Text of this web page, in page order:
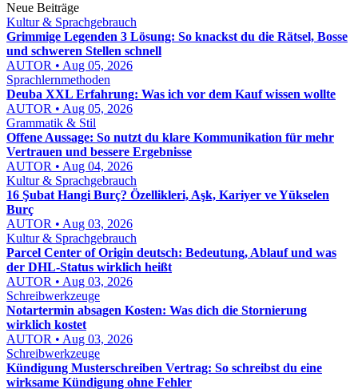
Neue Beiträge
Kultur & Sprachgebrauch
Grimmige Legenden 3 Lösung: So knackst du die Rätsel, Bosse
und schweren Stellen schnell
AUTOR • Aug 05, 2026
Sprachlernmethoden
Deuba XXL Erfahrung: Was ich vor dem Kauf wissen wollte
AUTOR • Aug 05, 2026
Grammatik & Stil
Offene Aussage: So nutzt du klare Kommunikation für mehr
Vertrauen und bessere Ergebnisse
AUTOR • Aug 04, 2026
Kultur & Sprachgebrauch
16 Şubat Hangi Burç? Özellikleri, Aşk, Kariyer ve Yükselen
Burç
AUTOR • Aug 03, 2026
Kultur & Sprachgebrauch
Parcel Center of Origin deutsch: Bedeutung, Ablauf und was
der DHL-Status wirklich heißt
AUTOR • Aug 03, 2026
Schreibwerkzeuge
Notartermin absagen Kosten: Was dich die Stornierung
wirklich kostet
AUTOR • Aug 03, 2026
Schreibwerkzeuge
Kündigung Musterschreiben Vertrag: So schreibst du eine
wirksame Kündigung ohne Fehler